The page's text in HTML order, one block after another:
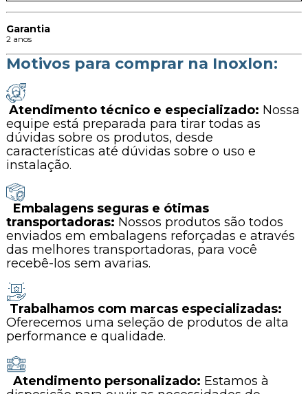
Garantia
2 anos
Motivos para comprar na Inoxlon:
Atendimento técnico e especializado: Nossa
equipe está preparada para tirar todas as
dúvidas sobre os produtos, desde
características até dúvidas sobre o uso e
instalação.
Embalagens seguras e ótimas
transportadoras: Nossos produtos são todos
enviados em embalagens reforçadas e através
das melhores transportadoras, para você
recebê-los sem avarias.
Trabalhamos com marcas especializadas:
Oferecemos uma seleção de produtos de alta
performance e qualidade.
Atendimento personalizado: Estamos à